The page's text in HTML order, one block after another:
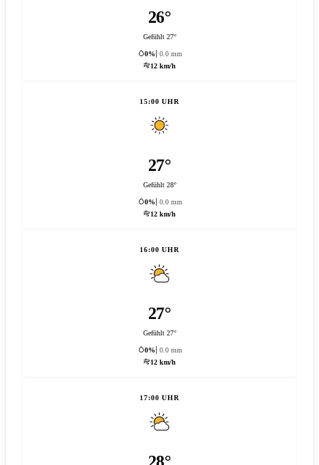
26°
Gefühlt 27°
0%
0.0 mm
12 km/h
15:00 UHR
27°
Gefühlt 28°
0%
0.0 mm
12 km/h
16:00 UHR
27°
Gefühlt 27°
0%
0.0 mm
12 km/h
17:00 UHR
28°